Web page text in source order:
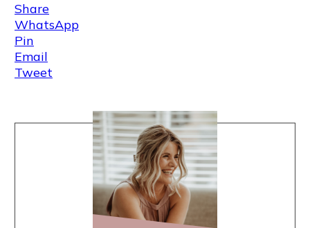
Share
WhatsApp
Pin
Email
Tweet